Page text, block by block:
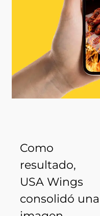
Como
resultado,
USA Wings
consolidó una